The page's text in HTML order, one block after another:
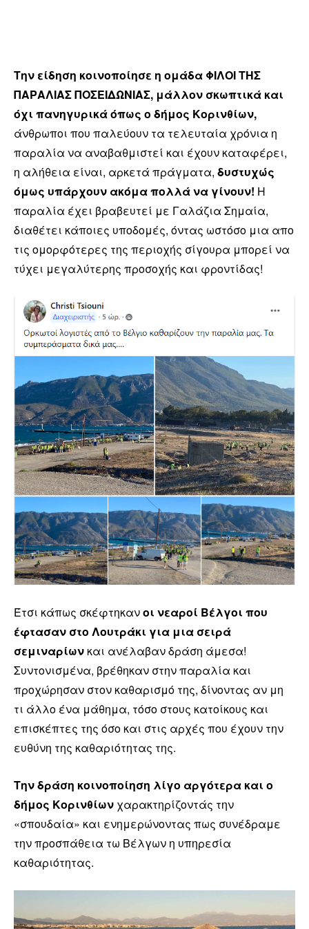
Την είδηση κοινοποίησε η ομάδα ΦΙΛΟΙ ΤΗΣ
ΠΑΡΑΛΙΑΣ ΠΟΣΕΙΔΩΝΙΑΣ, μάλλον σκωπτικά και
όχι πανηγυρικά όπως ο δήμος Κορινθίων,
άνθρωποι που παλεύουν τα τελευταία χρόνια η
παραλία να αναβαθμιστεί και έχουν καταφέρει,
η αλήθεια είναι, αρκετά πράγματα, δυστυχώς
όμως υπάρχουν ακόμα πολλά να γίνουν! Η
παραλία έχει βραβευτεί με Γαλάζια Σημαία,
διαθέτει κάποιες υποδομές, όντας ωστόσο μια απο
τις ομορφότερες της περιοχής σίγουρα μπορεί να
τύχει μεγαλύτερης προσοχής και φροντίδας!
Έτσι κάπως σκέφτηκανοι νεαροί Βέλγοι που
έφτασαν στο Λουτράκι για μια σειρά
σεμιναρίων και ανέλαβαν δράση άμεσα!
Συντονισμένα, βρέθηκαν στην παραλία και
προχώρησαν στον καθαρισμό της, δίνοντας αν μη
τι άλλο ένα μάθημα, τόσο στους κατοίκους και
επισκέπτες της όσο και στις αρχές που έχουν την
ευθύνη της καθαριότητας της.
Την δράση κοινοποίηση λίγο αργότερα και ο
δήμος Κορινθίων χαρακτηρίζοντάς την
«σπουδαία» και ενημερώνοντας πως συνέδραμε
την προσπάθεια τω Βέλγων η υπηρεσία
καθαριότητας.